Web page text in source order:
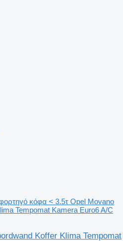
κόφα < 3.5τ Opel Movano
Tempomat Kamera Euro6 A/C
Koffer Klima Tempomat